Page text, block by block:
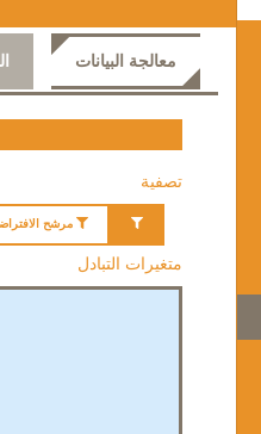
معالجة البيانات
تصفية
مرشح
متغيرات التبادل